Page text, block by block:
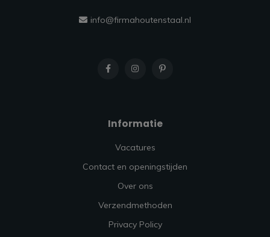
info@firmahoutenstaal.nl
Informatie
Vacatures
Contact en openingstijden
Over ons
Verzendmethoden
Privacy Policy